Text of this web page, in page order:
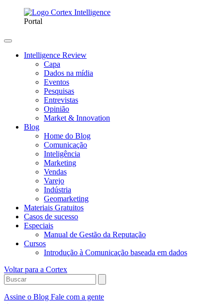
Portal
Intelligence Review
Capa
Dados na mídia
Eventos
Pesquisas
Entrevistas
Opinião
Market & Innovation
Blog
Home do Blog
Comunicação
Inteligência
Marketing
Vendas
Varejo
Indústria
Geomarketing
Materiais Gratuitos
Casos de sucesso
Especiais
Manual de Gestão da Reputação
Cursos
Introdução à Comunicação baseada em dados
Voltar para a Cortex
Assine o Blog Fale com a gente